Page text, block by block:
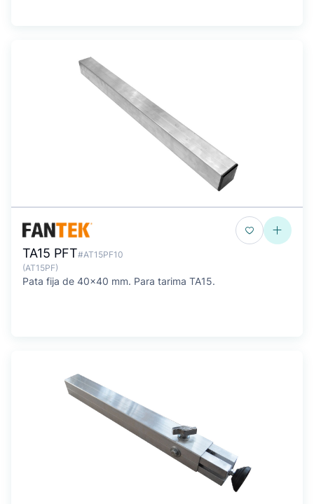
TA15 PFT#AT15PF10
(AT15PF)
Pata fija de 40x40 mm. Para tarima TA15.